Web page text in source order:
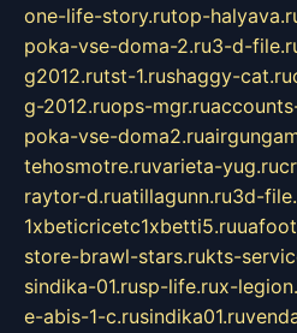
one-life-story.rutop-
poka-vse-doma-2.ru3-d-
g2012.rutst-1.rushaggy-cat.ru
g-2012.ruops-mgr.ru
poka-vse-doma2.ru
tehosmotre.ruvarieta-yug.ru
raytor-d.ruatillagunn.ru3d-
1xbeticricetc1xbetti5.ru
store-brawl-stars.rukts-
sindika-01.rusp-life.rux-
e-abis-1-c.rusindika01.ru